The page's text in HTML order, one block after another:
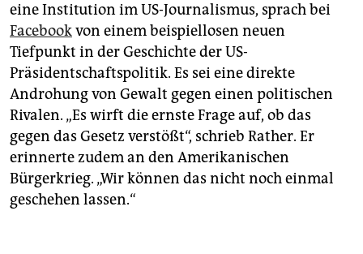
eine Institution im US-Journalismus, sprach bei
Facebookvon einem beispiellosen neuen
Tiefpunkt in der Geschichte der US-
Präsidentschaftspolitik. Es sei eine direkte
Androhung von Gewalt gegen einen politischen
Rivalen. „Es wirft die ernste Frage auf, ob das
gegen das Gesetz verstößt“, schrieb Rather. Er
erinnerte zudem an den Amerikanischen
Bürgerkrieg. „Wir können das nicht noch einmal
geschehen lassen.“